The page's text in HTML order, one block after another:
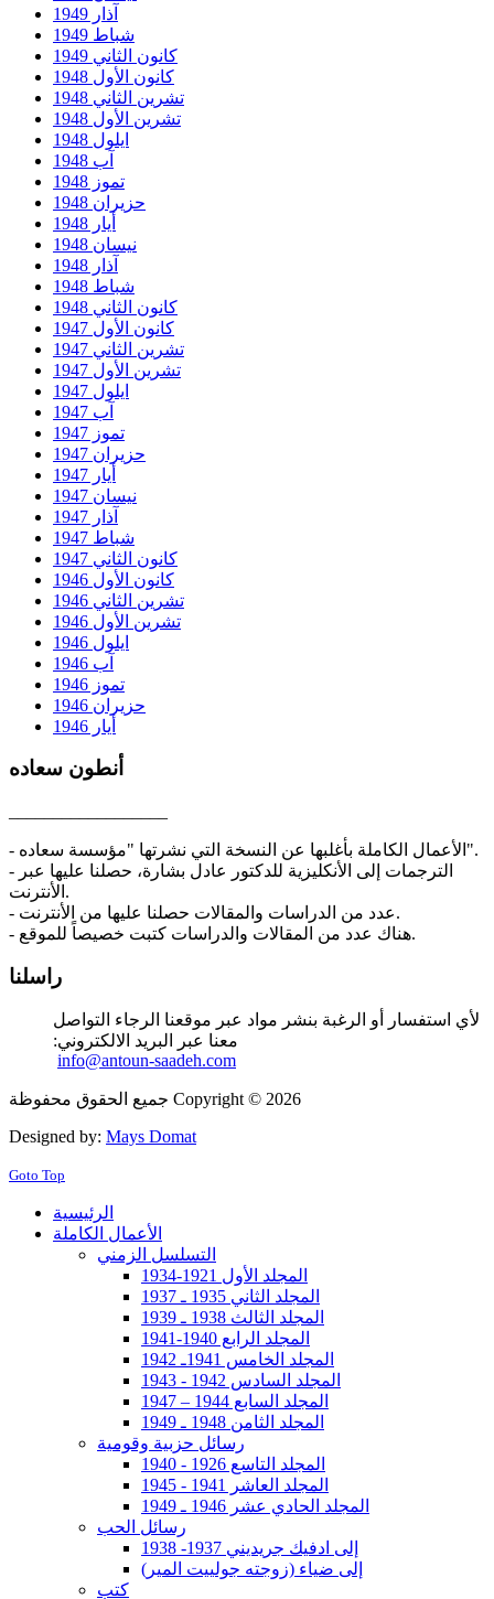
آذار 1949
شباط 1949
كانون الثاني 1949
كانون الأول 1948
تشرين الثاني 1948
تشرين الأول 1948
ايلول 1948
آب 1948
تموز 1948
حزيران 1948
أيار 1948
نيسان 1948
آذار 1948
شباط 1948
كانون الثاني 1948
كانون الأول 1947
تشرين الثاني 1947
تشرين الأول 1947
ايلول 1947
آب 1947
تموز 1947
حزيران 1947
أيار 1947
نيسان 1947
آذار 1947
شباط 1947
كانون الثاني 1947
كانون الأول 1946
تشرين الثاني 1946
تشرين الأول 1946
ايلول 1946
آب 1946
تموز 1946
حزيران 1946
أيار 1946
أنطون سعاده
- الأعمال الكاملة بأغلبها عن النسخة التي نشرتها "مؤسسة سعاده".
- الترجمات إلى الأنكليزية للدكتور عادل بشارة، حصلنا عليها عبر
الأنترنت.
- عدد من الدراسات والمقالات حصلنا عليها من الأنترنت.
- هناك عدد من المقالات والدراسات كتبت خصيصاً للموقع.
راسلنا
لأي استفسار أو الرغبة بنشر مواد عبر موقعنا الرجاء التواصل
معنا عبر البريد الالكتروني:
info@antoun-saadeh.com
جميع الحقوق محفوظة Copyright © 2026
Designed by: Mays Domat
Goto Top
الرئيسية
الأعمال الكاملة
التسلسل الزمني
المجلد الأول 1921-1934
المجلد الثاني 1935 ـ 1937
المجلد الثالث 1938 ـ 1939
المجلد الرابع 1940-1941
المجلد الخامس 1941ـ 1942
المجلد السادس 1942 - 1943
المجلد السابع 1944 – 1947
المجلد الثامن 1948 ـ 1949
رسائل حزبية وقومية
المجلد التاسع 1926 - 1940
المجلد العاشر 1941 - 1945
المجلد الحادي عشر 1946 ـ 1949
رسائل الحب
إلى ادفيك جريديني 1937- 1938
إلى ضياء (زوجته جولييت المير)
كتب